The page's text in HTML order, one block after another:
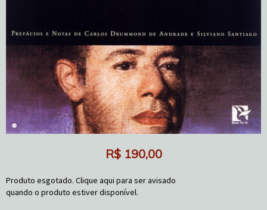
R$ 190,00
Produto esgotado. Clique aqui para ser avisado
quando o produto estiver disponível.